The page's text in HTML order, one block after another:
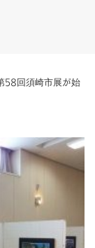
58回須崎市展が始